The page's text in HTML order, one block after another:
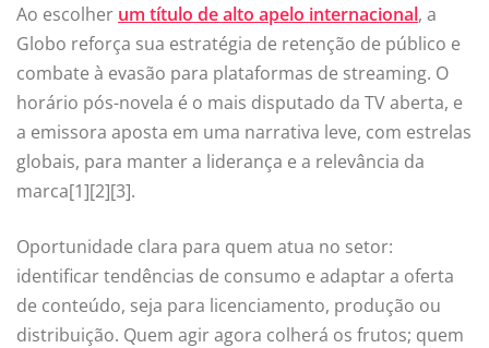
Ao escolher um título de alto apelo internacional, a
Globo reforça sua estratégia de retenção de público e
combate à evasão para plataformas de streaming. O
horário pós-novela é o mais disputado da TV aberta, e
a emissora aposta em uma narrativa leve, com estrelas
globais, para manter a liderança e a relevância da
marca[1][2][3].
Oportunidade clara para quem atua no setor:
identificar tendências de consumo e adaptar a oferta
de conteúdo, seja para licenciamento, produção ou
distribuição. Quem agir agora colherá os frutos; quem